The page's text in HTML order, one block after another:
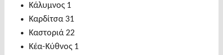
Κάλυμνος 1
Καρδίτσα 31
Καστοριά 22
Κέα-Κύθνος 1